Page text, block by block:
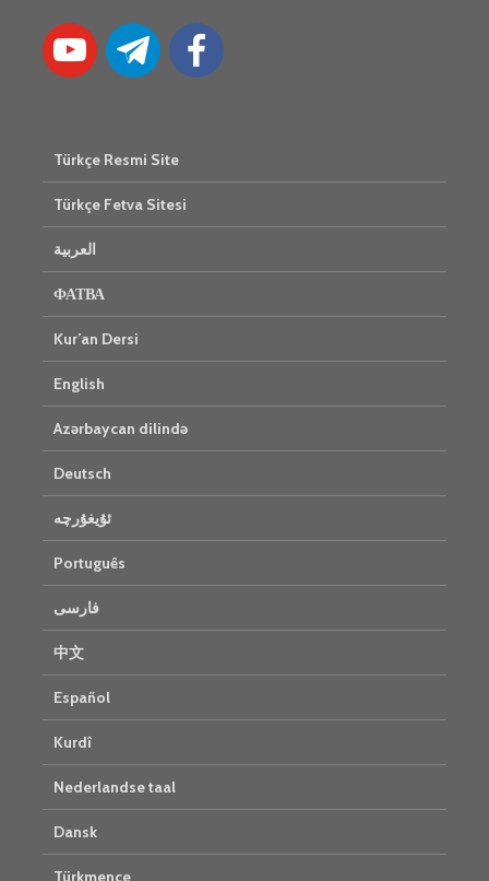
Türkçe Resmi Site
Türkçe Fetva Sitesi
العربية
ФАТВА
Kur’an Dersi
English
Azərbaycan dilində
Deutsch
ئۇيغۇرچە
Português
فارسی
中文
Español
Kurdî
Nederlandse taal
Dansk
Türkmence